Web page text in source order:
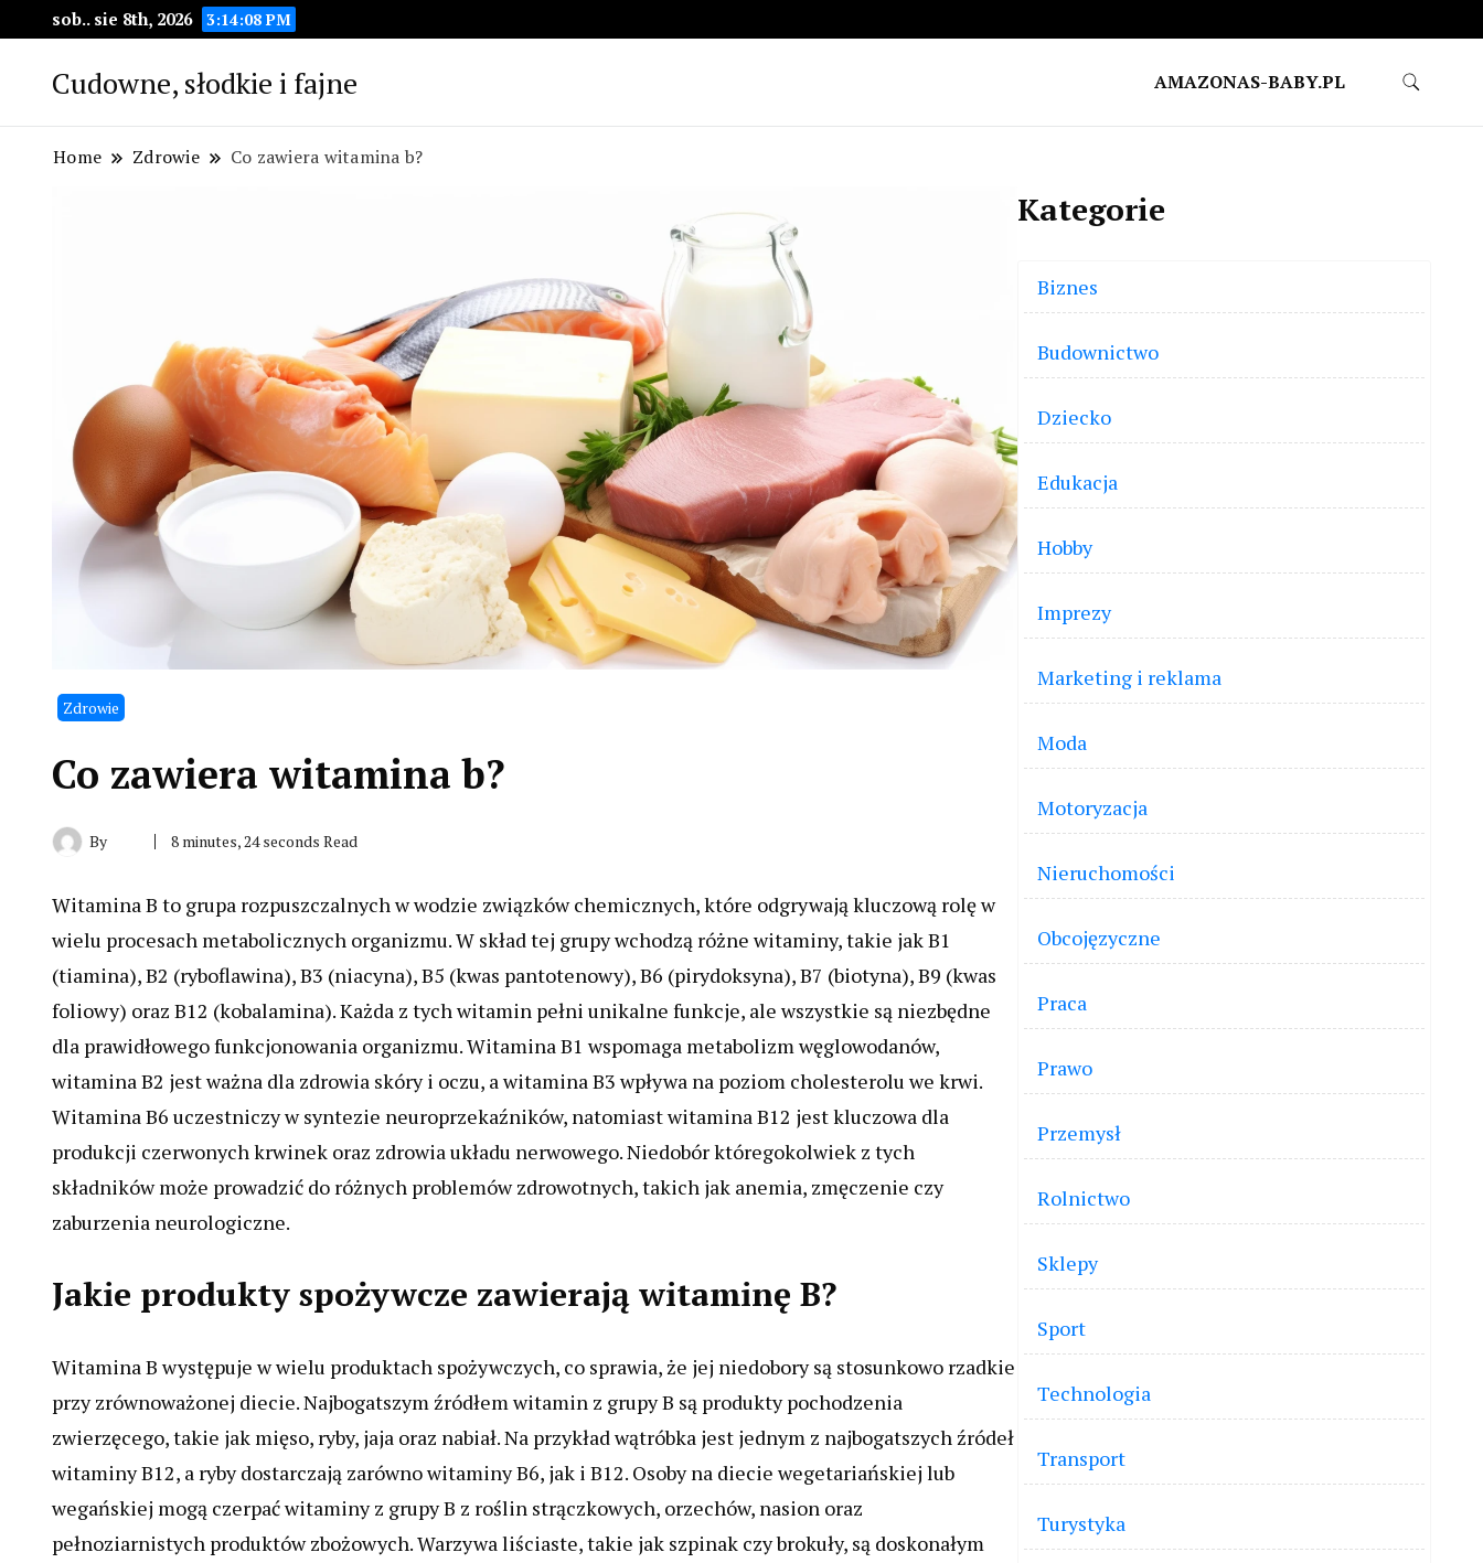
sob.. sie 8th, 2026 3:14:09 PM
Cudowne, słodkie i fajne AMAZONAS-BABY.PL
Home Zdrowie Co zawiera witamina b?
Zdrowie
Co zawiera witamina b?
By 8 minutes, 24 seconds Read
Witamina B to grupa rozpuszczalnych w wodzie związków chemicznych, które odgrywają kluczową rolę w
wielu procesach metabolicznych organizmu. W skład tej grupy wchodzą różne witaminy, takie jak B1
(tiamina), B2 (ryboflawina), B3 (niacyna), B5 (kwas pantotenowy), B6 (pirydoksyna), B7 (biotyna), B9 (kwas
foliowy) oraz B12 (kobalamina). Każda z tych witamin pełni unikalne funkcje, ale wszystkie są niezbędne
dla prawidłowego funkcjonowania organizmu. Witamina B1 wspomaga metabolizm węglowodanów,
witamina B2 jest ważna dla zdrowia skóry i oczu, a witamina B3 wpływa na poziom cholesterolu we krwi.
Witamina B6 uczestniczy w syntezie neuroprzekaźników, natomiast witamina B12 jest kluczowa dla
produkcji czerwonych krwinek oraz zdrowia układu nerwowego. Niedobór któregokolwiek z tych
składników może prowadzić do różnych problemów zdrowotnych, takich jak anemia, zmęczenie czy
zaburzenia neurologiczne.
Jakie produkty spożywcze zawierają witaminę B?
Witamina B występuje w wielu produktach spożywczych, co sprawia, że jej niedobory są stosunkowo rzadkie
przy zrównoważonej diecie. Najbogatszym źródłem witamin z grupy B są produkty pochodzenia
zwierzęcego, takie jak mięso, ryby, jaja oraz nabiał. Na przykład wątróbka jest jednym z najbogatszych źródeł
witaminy B12, a ryby dostarczają zarówno witaminy B6, jak i B12. Osoby na diecie wegetariańskiej lub
wegańskiej mogą czerpać witaminy z grupy B z roślin strączkowych, orzechów, nasion oraz
pełnoziarnistych produktów zbożowych. Warzywa liściaste, takie jak szpinak czy brokuły, są doskonałym
Kategorie
Biznes
Budownictwo
Dziecko
Edukacja
Hobby
Imprezy
Marketing i reklama
Moda
Motoryzacja
Nieruchomości
Obcojęzyczne
Praca
Prawo
Przemysł
Rolnictwo
Sklepy
Sport
Technologia
Transport
Turystyka